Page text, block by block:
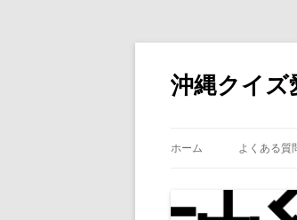
沖縄クイズ
ホーム よくある質